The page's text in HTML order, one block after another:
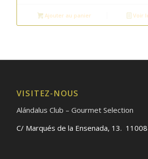
Ajouter au panier Voir
VISITEZ-NOUS
Alándalus Club – Gourmet Selection
C/ Marqués de la Ensenada, 13. 11008